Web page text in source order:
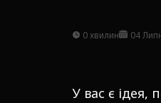
0 хвилин 04
У вас є ідея,